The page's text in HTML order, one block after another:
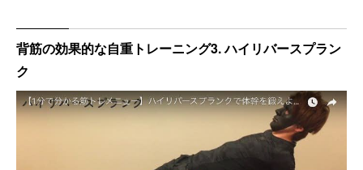
背筋の効果的な自重トレーニング3. ハイリバースプラン
ク